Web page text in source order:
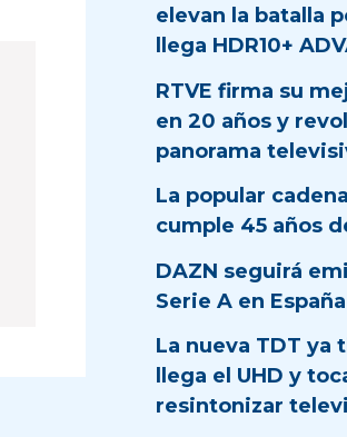
elevan la batalla
llega HDR10+
RTVE firma su
en 20 años y
panorama
La popular
cumple 45 años
DAZN seguirá
Serie A en
La nueva TDT ya
llega el UHD y
resintonizar